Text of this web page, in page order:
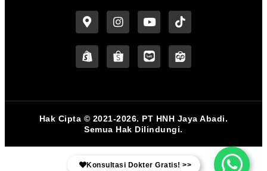
Hak Cipta © 2021-2026. PT HNH Jaya Abadi.
Semua Hak Dilindungi.
Konsultasi Dokter Gratis! >>